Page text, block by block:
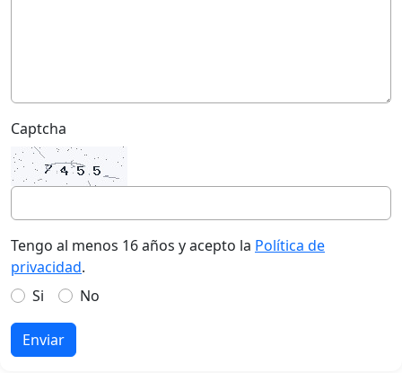
Captcha
Tengo al menos 16 años y acepto la Política de
privacidad.
Si
No
Enviar